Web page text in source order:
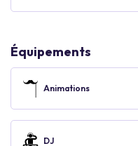
Équipements
Animations
DJ